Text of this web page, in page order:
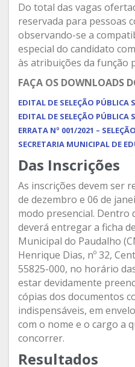
Do total das vagas
reservada para pessoas
observando-se a
especial do candidato
às atribuições da função
FAÇA OS DOWNLOADS
EDITAL DE SELEÇÃO PÚBLICA
EDITAL DE SELEÇÃO PÚBLICA
ERRATA Nº 001/2021 –
SECRETARIA MUNICIPAL DE
Das Inscrições
As inscrições devem ser
de dezembro e 06 de
modo presencial. Dentro
deverá entregar a ficha
Municipal do Paudalho
Henrique Dias, nº 32,
55825-000, no horário
estar devidamente
cópias dos documentos
indispensáveis, em
com o nome e o cargo a
concorrer.
Resultados